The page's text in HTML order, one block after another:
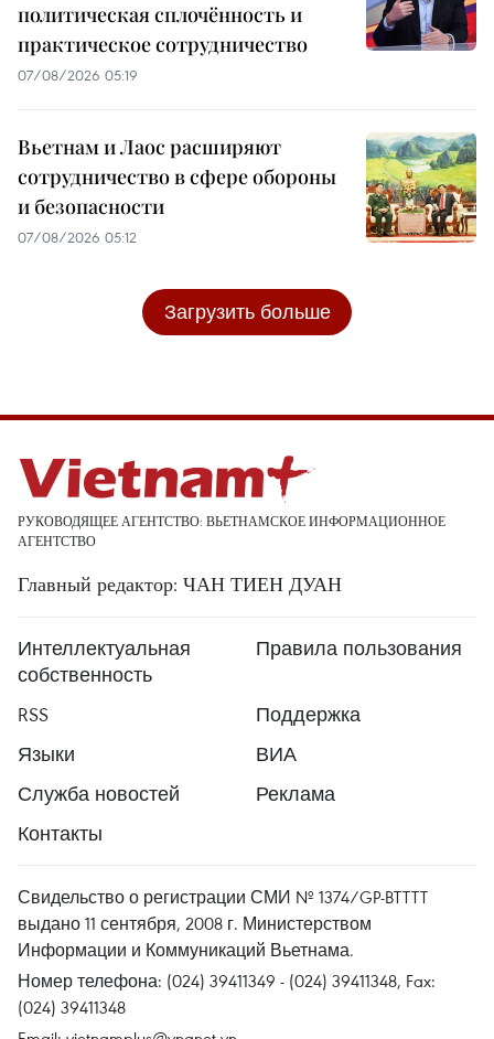
политическая сплочённость и
практическое сотрудничество
07/08/2026 05:19
Вьетнам и Лаос расширяют
сотрудничество в сфере обороны
и безопасности
07/08/2026 05:12
Загрузить больше
РУКОВОДЯЩЕЕ АГЕНТСТВО: ВЬЕТНАМСКОЕ ИНФОРМАЦИОННОЕ
АГЕНТСТВО
Главный редактор: ЧАН ТИЕН ДУАН
Интеллектуальная
собственность
Правила пользования
RSS
Поддержка
Языки
ВИА
Служба новостей
Реклама
Контакты
Свидельство о регистрации СМИ № 1374/GP-BTTTT
выдано 11 сентября, 2008 г. Министерством
Информации и Коммуникаций Вьетнама.
Номер телефона: (024) 39411349 - (024) 39411348, Fax:
(024) 39411348